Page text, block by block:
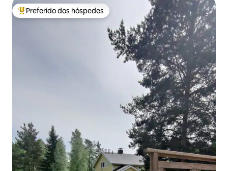
Entre os melhores preferidos dos hóspedes
Preferido dos hóspedes